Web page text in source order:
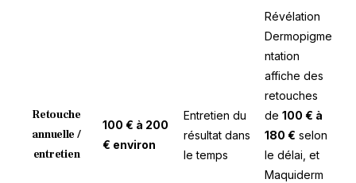
Retouche
annuelle /
entretien
100 € à 200
€ environ
Entretien du
résultat dans
le temps
Révélation
Dermopigme
ntation
affiche des
retouches
de 100 € à
180 € selon
le délai, et
Maquiderm